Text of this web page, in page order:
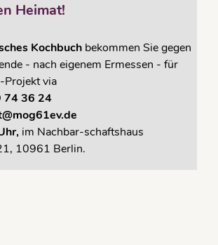
Heimat!
Kochbuch bekommen Sie gegen
- nach eigenem Ermessen - für
Projekt via
74 36 24
im Nachbar-schaftshaus
10961 Berlin.